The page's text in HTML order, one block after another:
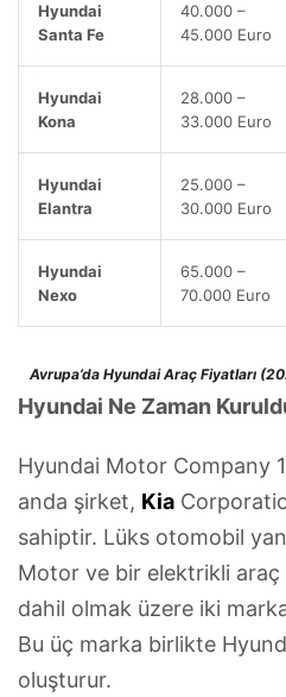
Hyundai
Santa Fe
40.000 –
45.000 Euro
Hyundai
Kona
28.000 –
33.000 Euro
Hyundai
Elantra
25.000 –
30.000 Euro
Hyundai
Nexo
65.000 –
70.000 Euro
Avrupa’da Hyundai Araç Fiyatları
Hyundai Ne Zaman
Hyundai Motor Company
anda şirket, Kia
sahiptir. Lüks otomobil
Motor ve bir elektrikli araç
dahil olmak üzere iki
Bu üç marka birlikte
oluşturur.